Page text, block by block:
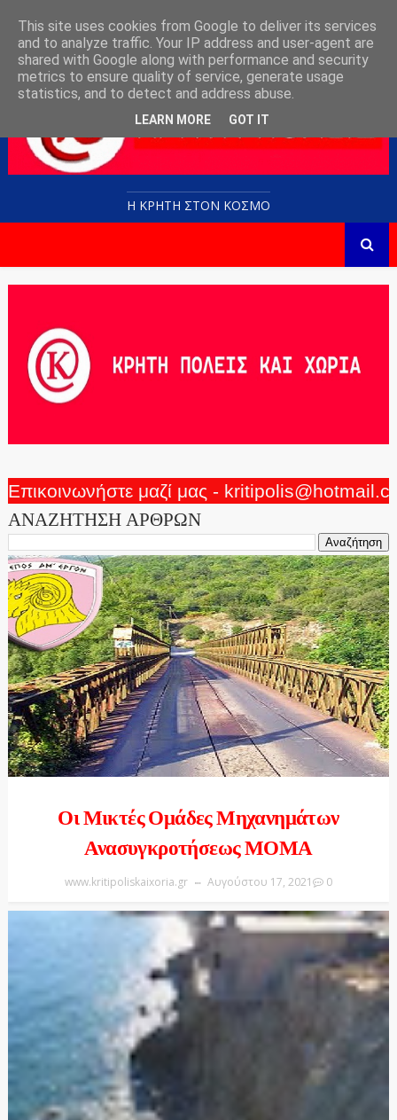
Η ΚΡΗΤΗ ΣΤΟN KOΣΜΟ
Επικοινωνήστε μαζί μας -
ΑΝΑΖΗΤΗΣΗ ΑΡΘΡΩΝ
Οι Μικτές Ομάδες Μηχανημάτων
Ανασυγκροτήσεως ΜΟΜΑ
www.kritipoliskaixoria.gr Αυγούστου 17, 2021 0
This site uses cookies from Google to deliver its services
and to analyze traffic. Your IP address and user-agent are
shared with Google along with performance and security
metrics to ensure quality of service, generate usage
statistics, and to detect and address abuse.
LEARN MORE GOT IT